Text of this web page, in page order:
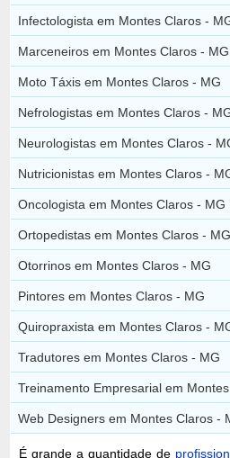
Infectologista em Montes Claros -
Marceneiros em Montes Claros - MG
Moto Táxis em Montes Claros - MG
Nefrologistas em Montes Claros -
Neurologistas em Montes Claros -
Nutricionistas em Montes Claros -
Oncologista em Montes Claros - MG
Ortopedistas em Montes Claros - MG
Otorrinos em Montes Claros - MG
Pintores em Montes Claros - MG
Quiropraxista em Montes Claros -
Tradutores em Montes Claros - MG
Treinamento Empresarial em
Web Designers em Montes Claros -
É grande a quantidade de